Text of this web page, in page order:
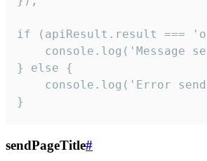
if (apiResult.result ===
console.log('Message
} else {
console.log('Error
}
sendPageTitle#